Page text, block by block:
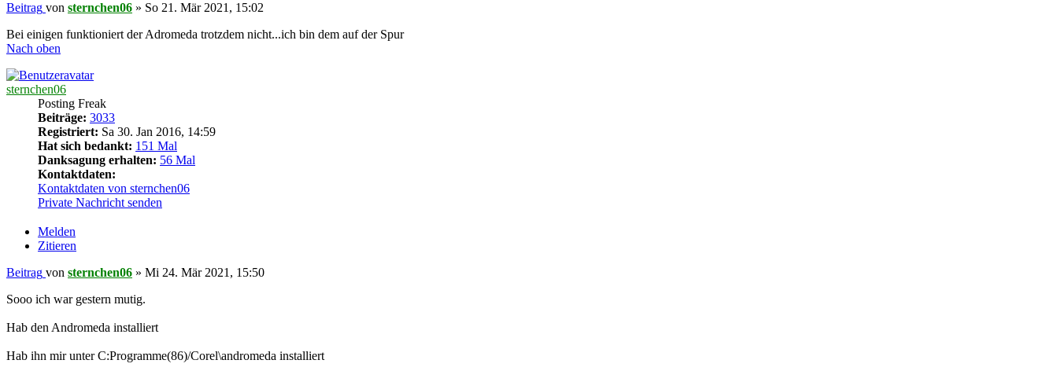
Beitrag von sternchen06 » So 21. Mär 2021, 15:02
Bei einigen funktioniert der Adromeda trotzdem nicht...ich bin dem auf der Spur
Nach oben
sternchen06
Posting Freak
Beiträge: 3033
Registriert: Sa 30. Jan 2016, 14:59
Hat sich bedankt: 151 Mal
Danksagung erhalten: 56 Mal
Kontaktdaten:
Kontaktdaten von sternchen06
Private Nachricht senden
Melden
Zitieren
Beitrag von sternchen06 » Mi 24. Mär 2021, 15:50
Sooo ich war gestern mutig.
Hab den Andromeda installiert
Hab ihn mir unter C:Programme(86)/Corel\andromeda installiert